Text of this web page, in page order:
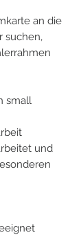
an die
suchen,
small
und